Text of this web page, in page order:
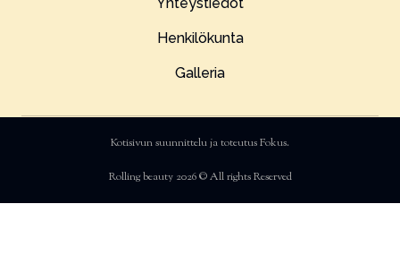
Henkilökunta
Galleria
Kotisivun suunnittelu ja toteutusFokus.
Rolling beauty 2026 © All rights Reserved